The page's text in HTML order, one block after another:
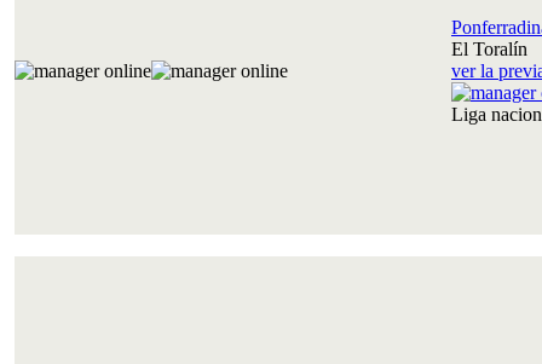
El Toralín
ver la
Liga